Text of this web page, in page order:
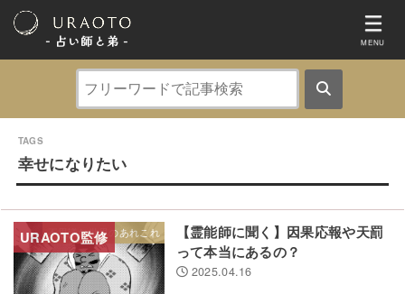
- 占い師と弟 ‐ MENU
幸せになりたい
不思議な世界のあれこれ
【霊能師に聞く】因果応報や天罰
って本当にあるの？
2025.04.16